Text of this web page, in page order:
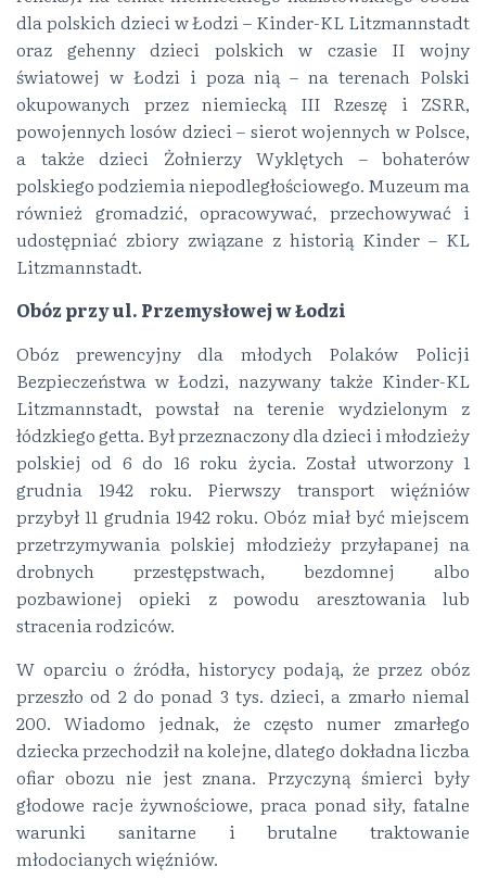
dla polskich dzieci w Łodzi – Kinder-KL Litzmannstadt
oraz gehenny dzieci polskich w czasie II wojny
światowej w Łodzi i poza nią – na terenach Polski
okupowanych przez niemiecką III Rzeszę i ZSRR,
powojennych losów dzieci – sierot wojennych w Polsce,
a także dzieci Żołnierzy Wyklętych – bohaterów
polskiego podziemia niepodległościowego. Muzeum ma
również gromadzić, opracowywać, przechowywać i
udostępniać zbiory związane z historią Kinder – KL
Litzmannstadt.
Obóz przy ul. Przemysłowej w Łodzi
Obóz prewencyjny dla młodych Polaków Policji
Bezpieczeństwa w Łodzi, nazywany także Kinder-KL
Litzmannstadt, powstał na terenie wydzielonym z
łódzkiego getta. Był przeznaczony dla dzieci i młodzieży
polskiej od 6 do 16 roku życia. Został utworzony 1
grudnia 1942 roku. Pierwszy transport więźniów
przybył 11 grudnia 1942 roku. Obóz miał być miejscem
przetrzymywania polskiej młodzieży przyłapanej na
drobnych przestępstwach, bezdomnej albo
pozbawionej opieki z powodu aresztowania lub
stracenia rodziców.
W oparciu o źródła, historycy podają, że przez obóz
przeszło od 2 do ponad 3 tys. dzieci, a zmarło niemal
200. Wiadomo jednak, że często numer zmarłego
dziecka przechodził na kolejne, dlatego dokładna liczba
ofiar obozu nie jest znana. Przyczyną śmierci były
głodowe racje żywnościowe, praca ponad siły, fatalne
warunki sanitarne i brutalne traktowanie
młodocianych więźniów.